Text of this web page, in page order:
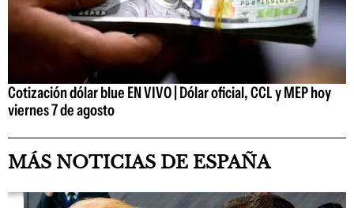
Cotización dólar blue EN VIVO | Dólar oficial, CCL y MEP hoy
viernes 7 de agosto
MÁS NOTICIAS DE ESPAÑA